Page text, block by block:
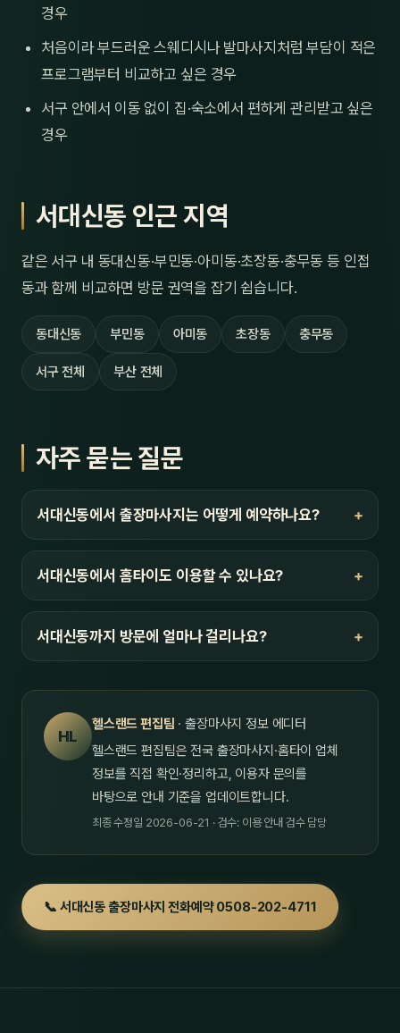
경우
처음이라 부드러운 스웨디시나 발마사지처럼 부담이 적은
프로그램부터 비교하고 싶은 경우
서구 안에서 이동 없이 집·숙소에서 편하게 관리받고 싶은
경우
서대신동 인근 지역
같은 서구 내 동대신동·부민동·아미동·초장동·충무동 등 인접
동과 함께 비교하면 방문 권역을 잡기 쉽습니다.
동대신동 부민동 아미동 초장동 충무동
서구 전체 부산 전체
자주 묻는 질문
서대신동에서 출장마사지는 어떻게 예약하나요?
서대신동에서 홈타이도 이용할 수 있나요?
서대신동까지 방문에 얼마나 걸리나요?
HL
헬스랜드 편집팀 · 출장마사지 정보 에디터
헬스랜드 편집팀은 전국 출장마사지·홈타이 업체
정보를 직접 확인·정리하고, 이용자 문의를
바탕으로 안내 기준을 업데이트합니다.
최종 수정일 2026-06-21 · 검수: 이용 안내 검수 담당
📞 서대신동 출장마사지 전화예약 0508-202-4711